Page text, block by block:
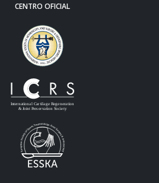
CENTRO OFICIAL